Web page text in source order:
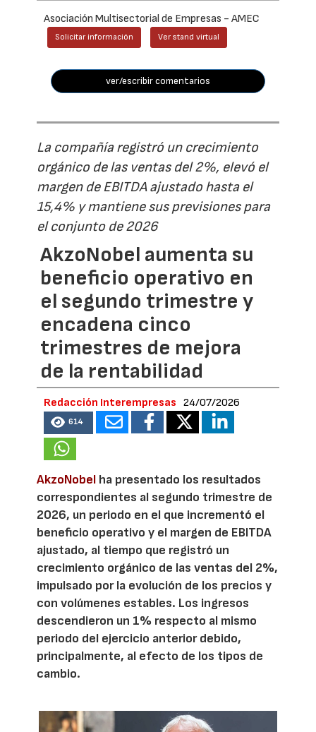
Asociación Multisectorial de Empresas - AMEC
Solicitar información Ver stand virtual
ver/escribir comentarios
La compañía registró un crecimiento
orgánico de las ventas del 2%, elevó el
margen de EBITDA ajustado hasta el
15,4% y mantiene sus previsiones para
el conjunto de 2026
AkzoNobel aumenta su
beneficio operativo en
el segundo trimestre y
encadena cinco
trimestres de mejora
de la rentabilidad
Redacción Interempresas 24/07/2026
614
AkzoNobel ha presentado los resultados
correspondientes al segundo trimestre de
2026, un periodo en el que incrementó el
beneficio operativo y el margen de EBITDA
ajustado, al tiempo que registró un
crecimiento orgánico de las ventas del 2%,
impulsado por la evolución de los precios y
con volúmenes estables. Los ingresos
descendieron un 1% respecto al mismo
periodo del ejercicio anterior debido,
principalmente, al efecto de los tipos de
cambio.